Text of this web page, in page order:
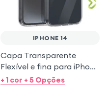
IPHONE 14
Capa Transparente
Flexível e fina para iPhone
14 - Mayaxess
+ 1 cor + 5 Opções